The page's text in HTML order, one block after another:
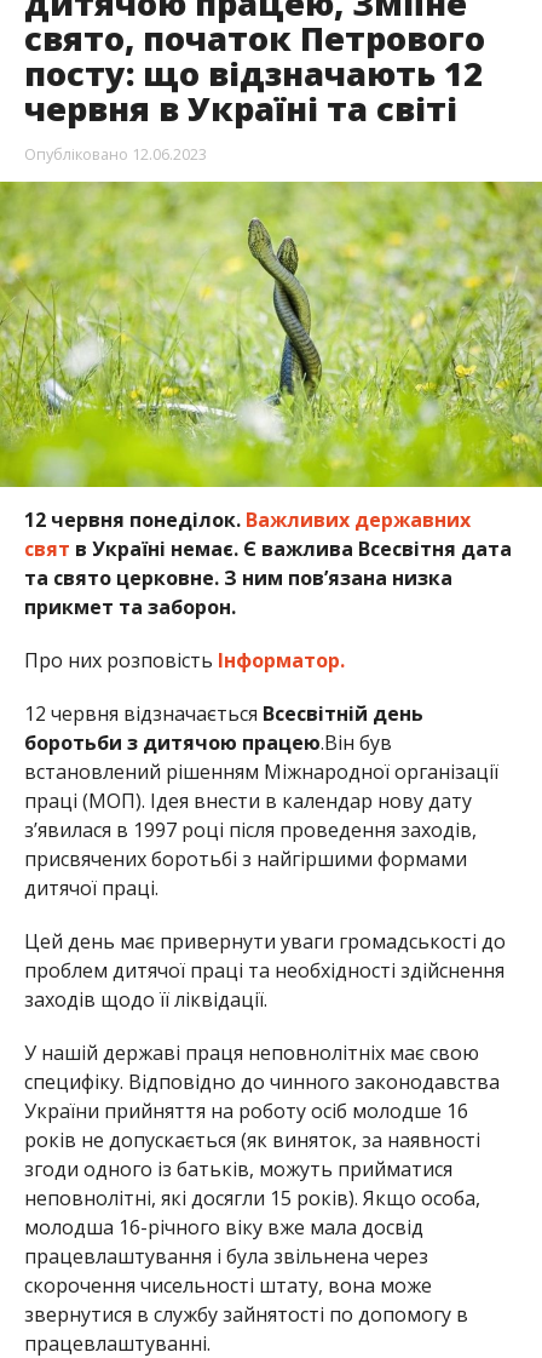
свято, початок Петрового
посту: що відзначають 12
червня в Україні та світі
Опубліковано 12.06.2023
12 червня понеділок.Важливих державних
свят в Україні немає. Є важлива Всесвітня дата
та свято церковне. З ним пов’язана низка
прикмет та заборон.
Про них розповість Інформатор.
12 червня відзначається Всесвітній день
боротьби з дитячою працею.Він був
встановлений рішенням Міжнародної організації
праці (МОП). Ідея внести в календар нову дату
з’явилася в 1997 році після проведення заходів,
присвячених боротьбі з найгіршими формами
дитячої праці.
Цей день має привернути уваги громадськості до
проблем дитячої праці та необхідності здійснення
заходів щодо її ліквідації.
У нашій державі праця неповнолітніх має свою
специфіку. Відповідно до чинного законодавства
України прийняття на роботу осіб молодше 16
років не допускається (як виняток, за наявності
згоди одного із батьків, можуть прийматися
неповнолітні, які досягли 15 років). Якщо особа,
молодша 16-річного віку вже мала досвід
працевлаштування і була звільнена через
скорочення чисельності штату, вона може
звернутися в службу зайнятості по допомогу в
працевлаштуванні.